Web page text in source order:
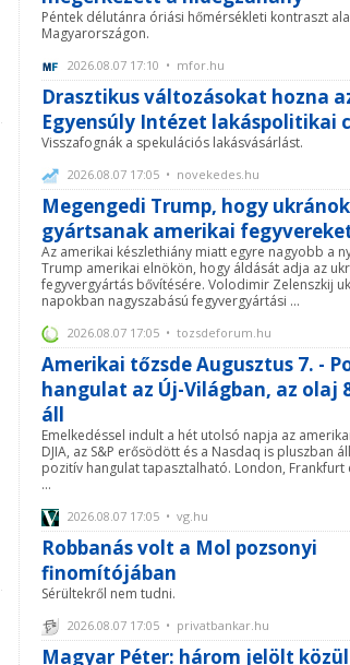
Péntek délutánra óriási hőmérsékleti kontraszt
Magyarországon.
2026.08.07 17:10 • mfor.hu
Drasztikus változásokat hozna
Egyensúly Intézet lakáspolitikai
Visszafognák a spekulációs lakásvásárlást.
2026.08.07 17:05 • novekedes.hu
Megengedi Trump, hogy ukránok
gyártsanak amerikai
Az amerikai készlethiány miatt egyre nagyobb a
Trump amerikai elnökön, hogy áldását adja az
fegyvergyártás bővítésére. Volodimir Zelenszkij
napokban nagyszabású fegyvergyártási ...
2026.08.07 17:05 • tozsdeforum.hu
Amerikai tőzsde Augusztus 7. -
hangulat az Új-Világban, az olaj
áll
Emelkedéssel indult a hét utolsó napja az
DJIA, az S&P erősödött és a Nasdaq is pluszban
pozitív hangulat tapasztalható. London, Frankfurt
...
2026.08.07 17:05 • vg.hu
Robbanás volt a Mol pozsonyi
finomítójában
Sérültekről nem tudni.
2026.08.07 17:05 • privatbankar.hu
Magyar Péter: három jelölt közül